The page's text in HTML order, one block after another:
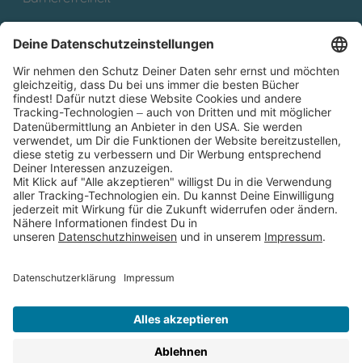
Partnerprogramm (Affiliate)
Folge uns auf
* Versandkostenfrei ab 9,00 € Bestellwert innerhalb
Deutschlands
** Lieferzeit 1-3 Werktage innerhalb Deutschlands
Thienemann-Esslinger Verlag GmbH, Blumenstraße 36, D-70182